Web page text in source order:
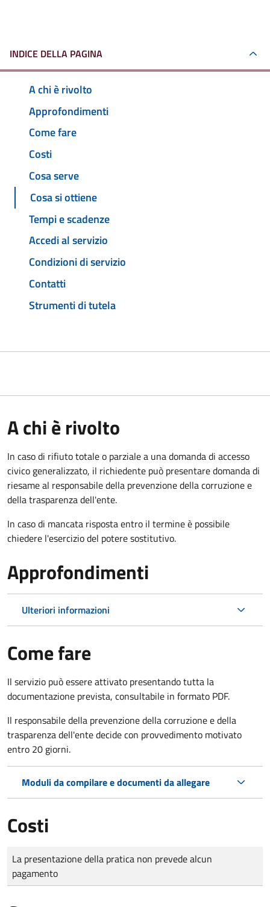
INDICE DELLA PAGINA
A chi è rivolto
Approfondimenti
Come fare
Costi
Cosa serve
Cosa si ottiene
Tempi e scadenze
Accedi al servizio
Condizioni di servizio
Contatti
Strumenti di tutela
A chi è rivolto
In caso di rifiuto totale o parziale a una domanda di accesso
civico generalizzato, il richiedente può presentare domanda di
riesame al responsabile della prevenzione della corruzione e
della trasparenza dell'ente.
In caso di mancata risposta entro il termine è possibile
chiedere l'esercizio del potere sostitutivo.
Approfondimenti
Ulteriori informazioni
Come fare
Il servizio può essere attivato presentando tutta la
documentazione prevista, consultabile in formato PDF.
Il responsabile della prevenzione della corruzione e della
trasparenza dell'ente decide con provvedimento motivato
entro 20 giorni.
Moduli da compilare e documenti da allegare
Costi
Tipo di pagamento
Importo
La presentazione della pratica non prevede alcun
pagamento